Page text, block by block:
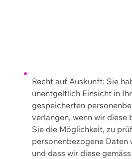
Recht auf Auskunft: Sie
unentgeltlich Einsicht in
gespeicherten
verlangen, wenn wir diese
Sie die Möglichkeit, zu
personenbezogene Daten
und dass wir diese